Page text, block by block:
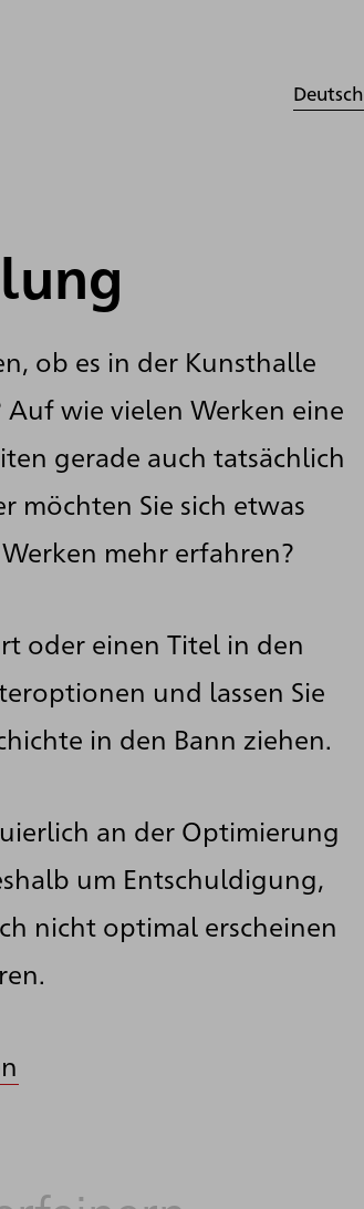
Deutsch
ob es in der Kunsthalle
wie vielen Werken eine
gerade auch tatsächlich
möchten Sie sich etwas
mehr erfahren?
oder einen Titel in den
und lassen Sie
in den Bann ziehen.
an der Optimierung
um Entschuldigung,
nicht optimal erscheinen